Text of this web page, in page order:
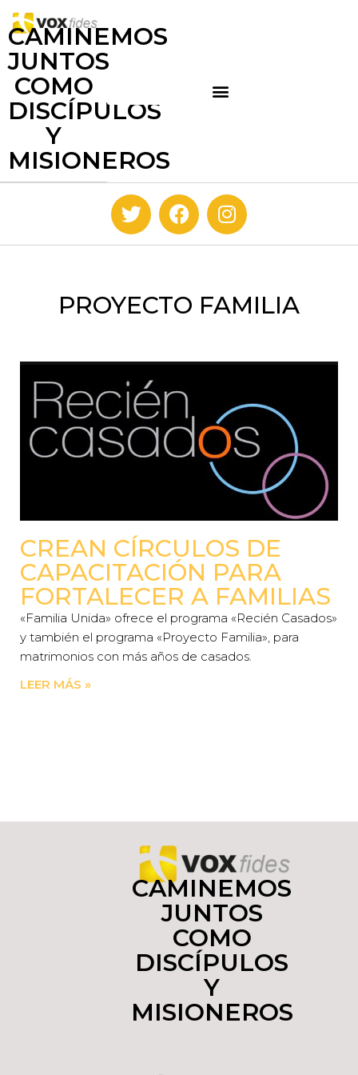
CAMINEMOS
JUNTOS
COMO
DISCÍPULOS
Y
MISIONEROS
PROYECTO FAMILIA
CREAN CÍRCULOS DE
CAPACITACIÓN PARA
FORTALECER A FAMILIAS
«Familia Unida» ofrece el programa «Recién Casados»
y también el programa «Proyecto Familia», para
matrimonios con más años de casados.
LEER MÁS »
CAMINEMOS
JUNTOS
COMO
DISCÍPULOS
Y
MISIONEROS